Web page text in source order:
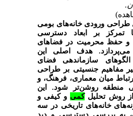
طراحی ورودی خانه‌های بومی
تمرکز بر ابعاد دسترسی
و حفظ محرمیت در فضاهای
هدف اصلی این
سازماندهی فضای
مفاهیم جنسیتی بر طراحی
میان معماری، فرهنگ، و
منطقه روشن‌تر شود. این
از روش تحلیلکمی و کیفی و
خانه‌های تاریخی در سه